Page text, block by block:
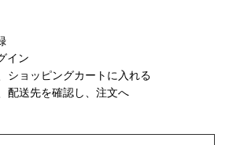
イン
ショッピングカートに入れる
配送先を確認し、注文へ